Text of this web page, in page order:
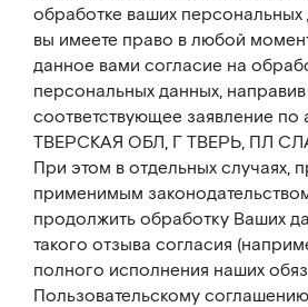
обработке ваших
вы имеете право в любой
данное вами согласие на
персональных данных,
соответствующее заявление по
ТВЕРСКАЯ ОБЛ, Г ТВЕРЬ, ПЛ
При этом в отдельных случаях,
применимым
продолжить обработку Ваших
такого отзыва согласия
полного исполнения наших
Пользовательскому